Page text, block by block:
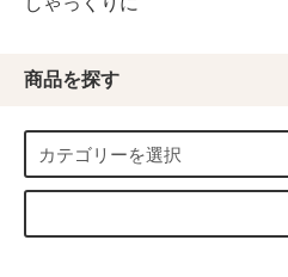
商品を探す